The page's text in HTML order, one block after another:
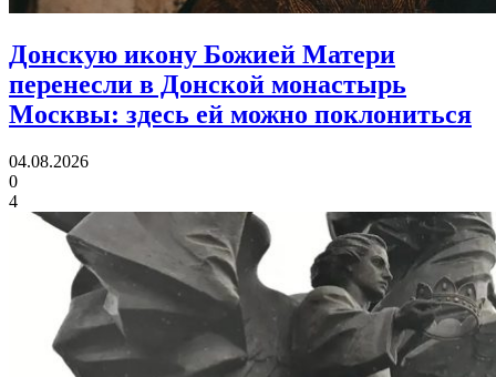
Донскую икону Божией Матери
перенесли в Донской монастырь
Москвы: здесь ей можно поклониться
04.08.2026
0
4